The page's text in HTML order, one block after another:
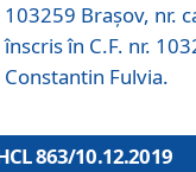
103259 Brașov, nr.
înscris în C.F. nr.
Constantin Fulvia.
863/10.12.2019